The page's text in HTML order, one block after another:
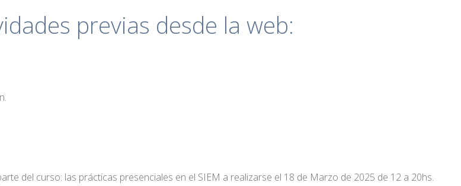
previas desde la web:
del curso: las prácticas presenciales en el SIEM a realizarse el 18 de Marzo de 2025 de 12 a 20hs.